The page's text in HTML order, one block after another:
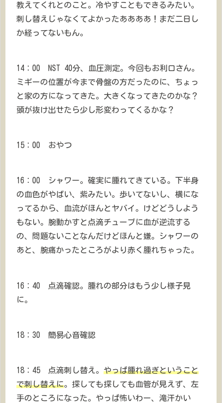
教えてくれとのこと。冷やすこともできるみたい。
刺し替えじゃなくてよかったああああ！まだ二日し
か経ってないもん。
14：00 NST 40分、血圧測定。今回もお利口さん。
ミギーの位置が今まで骨盤の方だったのに、ちょっ
と家の方になってきた。大きくなってきたのかな？
頭が抜け出せたら少し形変わってくるかな？
15：00 おやつ
16：00 シャワー。確実に腫れてきている。下半身
の血色がやばい、紫みたい。歩いてないし、横にな
ってるから、血流がほんとヤバイ。けどどうしよう
もない。腕動かすと点滴チューブに血が逆流する
の、問題ないことなんだけどほんと嫌。シャワーの
あと、腕痛かったところがより赤く腫れちゃった。
16：40 点滴確認。腫れの部分はもう少し様子見
に。
18：30 簡易心音確認
18：45 点滴刺し替え。 やっぱ腫れ過ぎということ
で刺し替えに。探しても探しても血管が見えず、左
手のところになった。やっぱ怖いわー、滝汗かい